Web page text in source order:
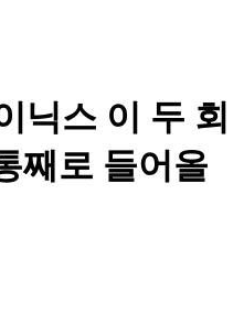
닉스 이 두 회
째로 들어올